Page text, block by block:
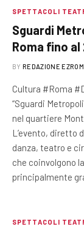
SPETTACOLI
Sguardi
Roma fino al
BY REDAZIONE
Cultura #Roma
“Sguardi
nel quartiere
L’evento, diretto
danza, teatro e
che coinvolgono
principalmente
SPETTACOLI